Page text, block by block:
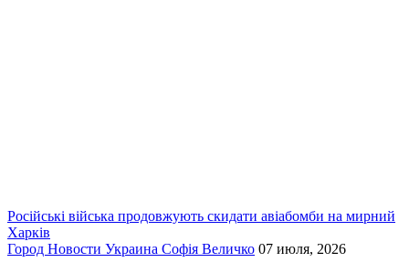
Російські війська продовжують скидати авіабомби на мирний
Харків
Город Новости Украина Софія Величко 07 июля, 2026